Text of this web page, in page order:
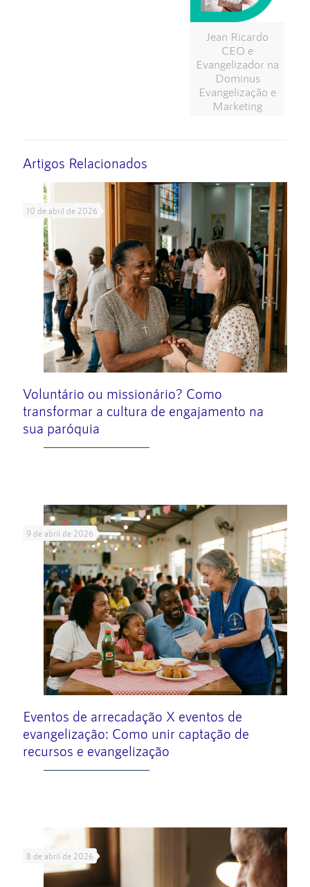
Jean Ricardo
CEO e
Evangelizador na
Dominus
Evangelização e
Marketing
Artigos Relacionados
10 de abril de 2026
Voluntário ou missionário? Como
transformar a cultura de engajamento na
sua paróquia
9 de abril de 2026
Eventos de arrecadação X eventos de
evangelização: Como unir captação de
recursos e evangelização
8 de abril de 2026